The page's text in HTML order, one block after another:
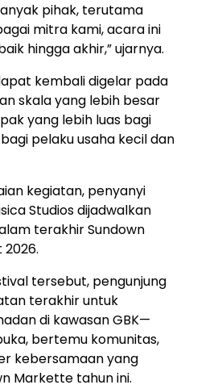
pihak, terutama
mitra kami,acaraini
hinggaakhir,”ujarnya.
kembalidigelar pada
skalayang lebih besar
yang lebih luas bagi
bagi pelakuusaha kecildan
kegiatan, penyanyi
Studiosdijadwalkan
terakhirSundown
2026.
tersebut, pengunjung
terakhiruntuk
di kawasanGBK—
bertemu komunitas,
kebersamaanyang
Markette tahunini.